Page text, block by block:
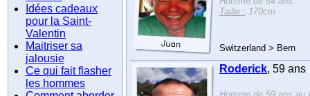
Idées cadeaux
pour la Saint-
Valentin
Maitriser sa
jalousie
Ce qui fait flasher
les hommes
Taille : 170cm
Switzerland > Bern
Roderick, 59 ans